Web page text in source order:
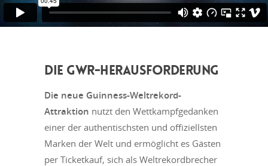
DIE GWR-HERAUSFORDERUNG
Die neue Guinness-Weltrekord-
Attraktion nutzt den Wettkampfgedanken
einer der authentischsten und offiziellsten
Marken der Welt und ermöglicht es Gästen
per Ticketkauf, sich als Weltrekordbrecher